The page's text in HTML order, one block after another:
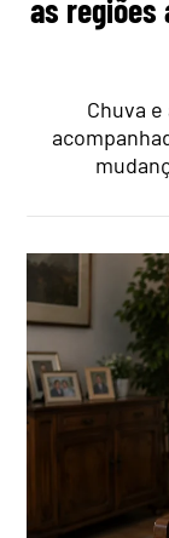
as regiões
Chuva